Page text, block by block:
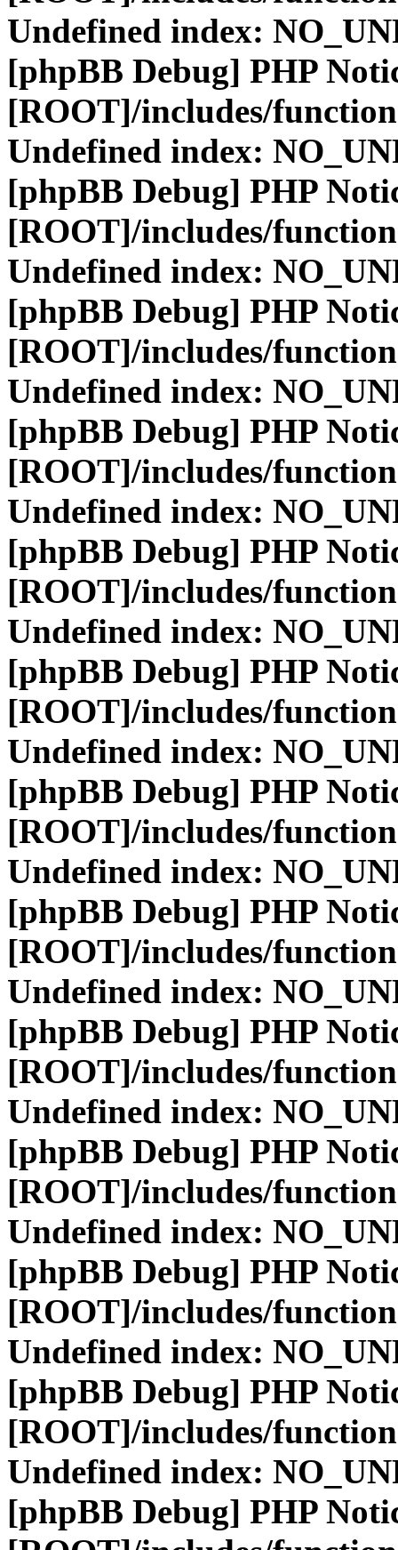
Undefined index:
[phpBB Debug] PHP
[ROOT]/includes/
Undefined index:
[phpBB Debug] PHP
[ROOT]/includes/
Undefined index:
[phpBB Debug] PHP
[ROOT]/includes/
Undefined index:
[phpBB Debug] PHP
[ROOT]/includes/
Undefined index:
[phpBB Debug] PHP
[ROOT]/includes/
Undefined index:
[phpBB Debug] PHP
[ROOT]/includes/
Undefined index:
[phpBB Debug] PHP
[ROOT]/includes/
Undefined index:
[phpBB Debug] PHP
[ROOT]/includes/
Undefined index:
[phpBB Debug] PHP
[ROOT]/includes/
Undefined index:
[phpBB Debug] PHP
[ROOT]/includes/
Undefined index:
[phpBB Debug] PHP
[ROOT]/includes/
Undefined index:
[phpBB Debug] PHP
[ROOT]/includes/
Undefined index:
[phpBB Debug] PHP